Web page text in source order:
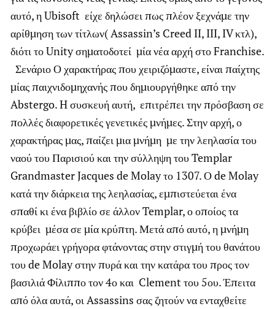
αυτό, η Ubisoft είχε δηλώσει πως πλέον ξεχνάμε την
αρίθμηση των τίτλων( Assassin’s Creed II, III, IV κτλ),
διότι το Unity σηματοδοτεί μία νέα αρχή στο Franchise.
Σενάριο Ο χαρακτήρας που χειριζόμαστε, είναι παίχτης
μίας παιχνιδομηχανής που δημιουργήθηκε από την
Abstergo. H συσκευή αυτή, επιτρέπει την πρόσβαση σε
πολλές διαφορετικές γενετικές μνήμες. Στην αρχή, ο
χαρακτήρας μας, παίζει μια μνήμη με την λεηλασία του
ναού του Παρισιού και την σύλληψη του Templar
Grandmaster Jacques de Molay το 1307. Ο de Molay
κατά την διάρκεια της λεηλασίας, εμπιστεύεται ένα
σπαθί κι ένα βιβλίο σε άλλον Templar, ο οποίος τα
κρύβει μέσα σε μία κρύπτη. Μετά από αυτό, η μνήμη
προχωράει γρήγορα φτάνοντας στην στιγμή του θανάτου
του de Molay στην πυρά και την κατάρα του προς τον
βασιλιά Φίλιππο τον 4ο και Clement του 5ου. Έπειτα
από όλα αυτά, οι Assassins σας ζητούν να ενταχθείτε